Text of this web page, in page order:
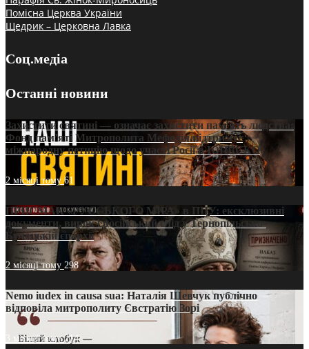
Помісна Церква України
Щедрик – Церковна Лавка
Соц.медіа
Останні новини
Захистити святині — означає захистити пам’ять людства:
Фонд пам’яті Митрополита Мефодія підтримує
міжнародну петицію щодо участі Росії в ЮНЕСКО
2 місяці тому61
ПРИСМАК «РУССЬКОГО МІРА» в ПЦУ: ексклюзивні
документи, вирок і російський слід у Тернопільсько-
Бучацькій єпархії
2 місяці тому 298
Nemo iudex in causa sua: Наталія Шевчук публічно
відповіла митрополиту Євстратію Зорі
3 місяці тому214